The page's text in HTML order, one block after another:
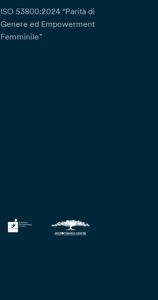
ISO 53800:2024 “Parità di
Genere ed Empowerment
Femminile”